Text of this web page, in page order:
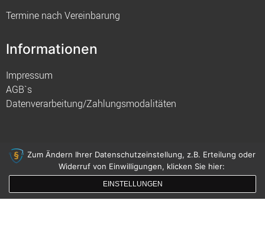
Termine nach Vereinbarung
Informationen
Impressum
AGB`s
Datenverarbeitung/Zahlungsmodalitäten
© 2021 FIM
gemacht mit von innDesign
Zum Ändern Ihrer Datenschutzeinstellung, z.B. Erteilung oder
Widerruf von Einwilligungen, klicken Sie hier:
EINSTELLUNGEN